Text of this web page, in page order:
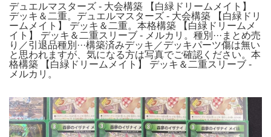
デュエルマスターズ - 大会構築 【白緑ドリームメイト】
デッキ＆二重。デュエルマスターズ - 大会構築 【白緑ドリ
ームメイト】 デッキ＆二重。本格構築 【白緑ドリームメ
イト】 デッキ＆二重スリーブ - メルカリ。種別···まとめ売
り／引退品種別···構築済みデッキ／デッキパーツ傷は無い
と思われますが、気になる方は写真でご確認ください。本
格構築 【白緑ドリームメイト】 デッキ＆二重スリーブ -
メルカリ。